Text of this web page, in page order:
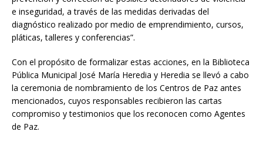
e inseguridad, a través de las medidas derivadas del
diagnóstico realizado por medio de emprendimiento, cursos,
pláticas, talleres y conferencias”.
Con el propósito de formalizar estas acciones, en la Biblioteca
Pública Municipal José María Heredia y Heredia se llevó a cabo
la ceremonia de nombramiento de los Centros de Paz antes
mencionados, cuyos responsables recibieron las cartas
compromiso y testimonios que los reconocen como Agentes
de Paz.